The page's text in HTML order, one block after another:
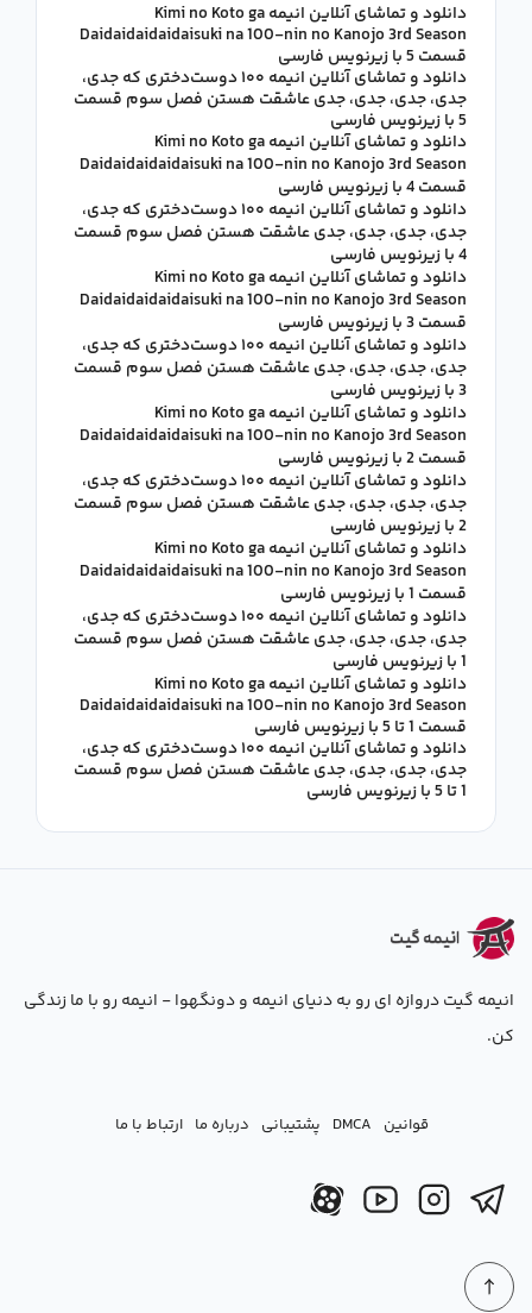
دانلود و تماشای آنلاین انیمه Kimi no Koto ga
Daidaidaidaidaisuki na 100-nin no Kanojo 3rd Season
قسمت 5 با زیرنویس فارسی
دانلود و تماشای آنلاین انیمه ۱۰۰ دوست‌دختری که جدی،
جدی، جدی، جدی، جدی عاشقت هستن فصل سوم قسمت
5 با زیرنویس فارسی
دانلود و تماشای آنلاین انیمه Kimi no Koto ga
Daidaidaidaidaisuki na 100-nin no Kanojo 3rd Season
قسمت 4 با زیرنویس فارسی
دانلود و تماشای آنلاین انیمه ۱۰۰ دوست‌دختری که جدی،
جدی، جدی، جدی، جدی عاشقت هستن فصل سوم قسمت
4 با زیرنویس فارسی
دانلود و تماشای آنلاین انیمه Kimi no Koto ga
Daidaidaidaidaisuki na 100-nin no Kanojo 3rd Season
قسمت 3 با زیرنویس فارسی
دانلود و تماشای آنلاین انیمه ۱۰۰ دوست‌دختری که جدی،
جدی، جدی، جدی، جدی عاشقت هستن فصل سوم قسمت
3 با زیرنویس فارسی
دانلود و تماشای آنلاین انیمه Kimi no Koto ga
Daidaidaidaidaisuki na 100-nin no Kanojo 3rd Season
قسمت 2 با زیرنویس فارسی
دانلود و تماشای آنلاین انیمه ۱۰۰ دوست‌دختری که جدی،
جدی، جدی، جدی، جدی عاشقت هستن فصل سوم قسمت
2 با زیرنویس فارسی
دانلود و تماشای آنلاین انیمه Kimi no Koto ga
Daidaidaidaidaisuki na 100-nin no Kanojo 3rd Season
قسمت 1 با زیرنویس فارسی
دانلود و تماشای آنلاین انیمه ۱۰۰ دوست‌دختری که جدی،
جدی، جدی، جدی، جدی عاشقت هستن فصل سوم قسمت
1 با زیرنویس فارسی
دانلود و تماشای آنلاین انیمه Kimi no Koto ga
Daidaidaidaidaisuki na 100-nin no Kanojo 3rd Season
قسمت 1 تا 5 با زیرنویس فارسی
دانلود و تماشای آنلاین انیمه ۱۰۰ دوست‌دختری که جدی،
جدی، جدی، جدی، جدی عاشقت هستن فصل سوم قسمت
1 تا 5 با زیرنویس فارسی
انیمه گیت دروازه ای رو به دنیای انیمه و دونگهوا - انیمه رو با ما زندگی
کن.
قوانین DMCA پشتیبانی درباره ما ارتباط با ما